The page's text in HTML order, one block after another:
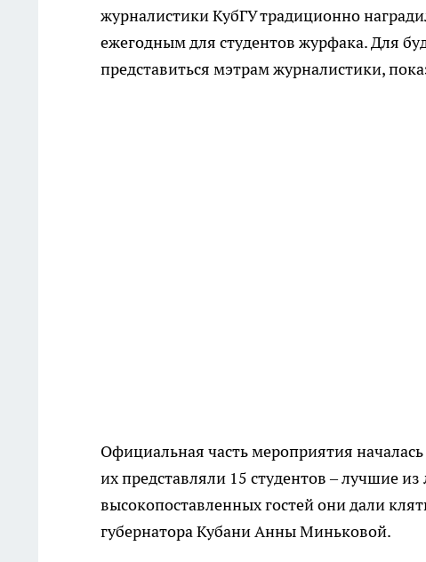
журналистики КубГУ традиционно
ежегодным для студентов журфака. Для
представиться мэтрам журналистики,
Официальная часть мероприятия
их представляли 15 студентов – лучшие
высокопоставленных гостей они дали
губернатора Кубани Анны Миньковой.